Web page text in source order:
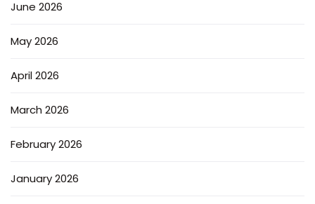
June 2026
May 2026
April 2026
March 2026
February 2026
January 2026